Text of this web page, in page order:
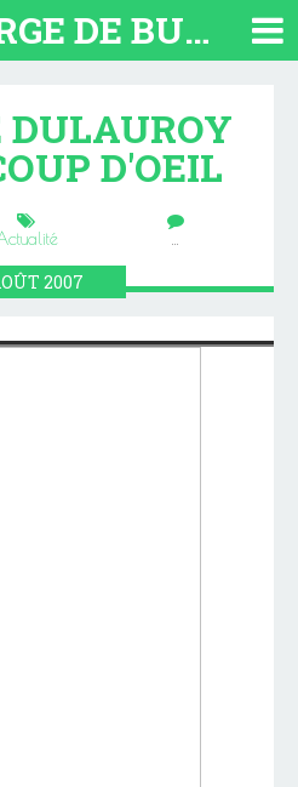
LE PETIT HERGE DE BUENOS AIRES 2026. TOUT SUR L'ARGENTINE
D'OEIL
…
2007